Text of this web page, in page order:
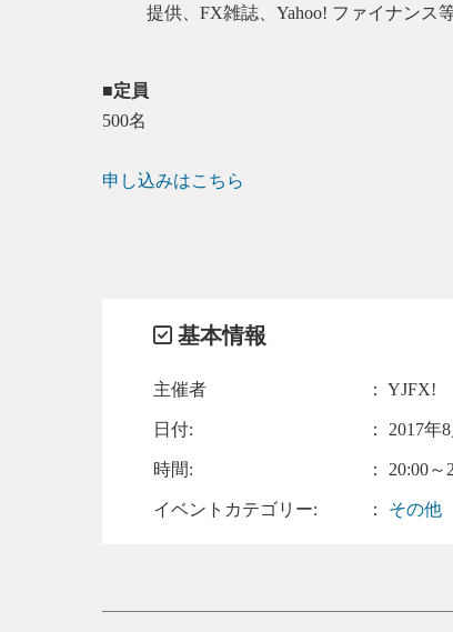
提供、FX雑誌、Yahoo! ファイナンス
■定員
500名
申し込みはこちら
基本情報
主催者 ： YJFX!
日付: ： 2017年
時間: ： 20:00～
イベントカテゴリー: ： その他